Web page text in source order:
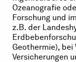
Ozeanografie
Forschung und
z.B. der
Geothermie),
Versicherungen